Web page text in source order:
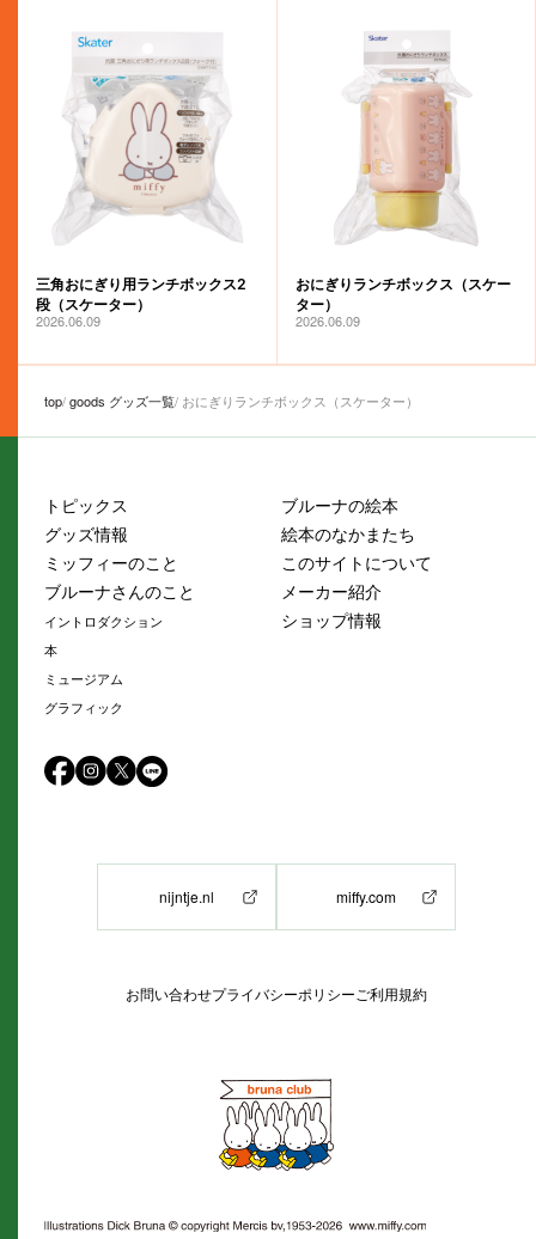
三角おにぎり用ランチボックス2
段（スケーター）
2026.06.09
おにぎりランチボックス（スケー
ター）
2026.06.09
top goods グッズ一覧 おにぎりランチボックス（スケーター）
トピックス
グッズ情報
ミッフィーのこと
ブルーナさんのこと
イントロダクション
本
ミュージアム
グラフィック
ブルーナの絵本
絵本のなかまたち
このサイトについて
メーカー紹介
ショップ情報
nijntje.nl miffy.com
お問い合わせプライバシーポリシー ご利用規約